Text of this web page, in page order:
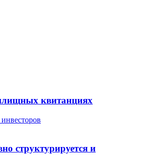
квитанциях
структурируется и